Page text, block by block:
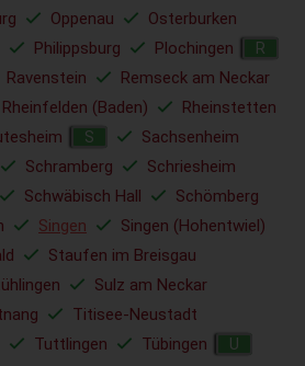
Oppenau
Osterburken
Philippsburg Plochingen R
Ravenstein
Remseck am Neckar
Rheinfelden (Baden)
Rheinstetten
S
Sachsenheim
Schramberg
Schriesheim
Schwäbisch Hall
Schömberg
Singen
Singen (Hohentwiel)
Staufen im Breisgau
Sulz am Neckar
Titisee-Neustadt
Tuttlingen Tübingen U